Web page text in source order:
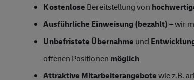
Kostenlose Bereitstellung von
Ausführliche Einweisung (bezahlt)– wir
Unbefristete Übernahme und
offenen Positionen möglich
Attraktive Mitarbeiterangebotewie z.B.